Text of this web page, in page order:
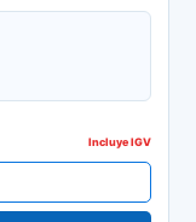
Incluye IGV